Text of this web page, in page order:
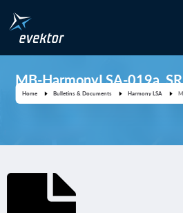
MB-HarmonyLSA-
Home Bulletins & Documents Harmony LSA